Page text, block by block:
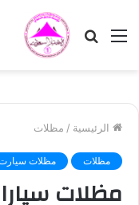
القائمة بحث
الرئيسية / مظلات
مظلات مظلات
مظلات